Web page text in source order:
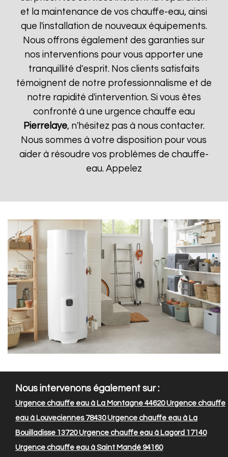
et la maintenance de vos chauffe-eau, ainsi
que l'installation de nouveaux équipements.
Nous offrons également des garanties sur
nos interventions pour vous apporter une
tranquillité d'esprit. Nos clients satisfaits
témoignent de notre professionnalisme et de
notre rapidité d'intervention. Si vous êtes
confronté à une urgence chauffe eau
Pierrelaye, n'hésitez pas à nous contacter.
Nous sommes à votre disposition pour vous
aider à résoudre vos problèmes de chauffe-
eau. Appelez
Nous intervenons également sur :
Urgence chauffe eau à La Montagne 44620Urgence chauffe
eau à Louveciennes 78430Urgence chauffe eau à La
Bouilladisse 13720Urgence chauffe eau à Lagord 17140
Urgence chauffe eau à Saint Mandé 94160